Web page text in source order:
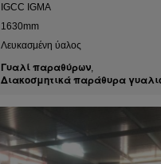
IGCC IGMA
1630mm
Λευκασμένη ύαλος
Γυαλί παραθύρων,
Διακοσμητικά παράθυρα